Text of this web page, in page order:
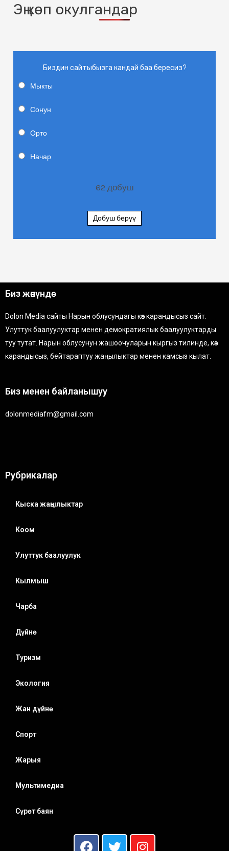
Эң көп окулгандар
Биздин сайтыбызга кандай баа бересиз?
Мыкты
Сонун
Орто
Начар
62 добуш
Добуш берүү
Биз жөнүндө
Dolon Media сайты Нарын облусундагы көз карандысыз сайт.
Улуттук баалуулуктар менен демократиялык баалуулуктарды
туу тутат. Нарын облусунун жашоочуларын кыргыз тилинде, көз
карандысыз, бейтараптуу жаңылыктар менен камсыз кылат.
Биз менен байланышуу
dolonmediafm@gmail.com
Рубрикалар
Кыска жаңылыктар
Коом
Улуттук баалуулук
Кылмыш
Чарба
Дүйнө
Туризм
Экология
Жан дүйнө
Спорт
Жарыя
Мультимедиа
Сүрөт баян